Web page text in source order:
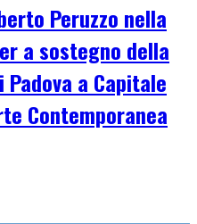
Peruzzo nella
a sostegno della
a Capitale
Contemporanea